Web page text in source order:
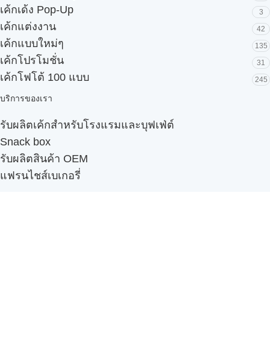
เค้กเด้ง Pop-Up 3
เค้กแต่งงาน 42
เค้กแบบใหม่ๆ 135
เค้กโปรโมชั่น 31
เค้กโฟโต้ 100 แบบ 245
บริการของเรา
รับผลิตเค้กสำหรับโรงแรมและบุฟเฟ่ต์
Snack box
รับผลิตสินค้า OEM
แฟรนไชส์เบเกอรี่